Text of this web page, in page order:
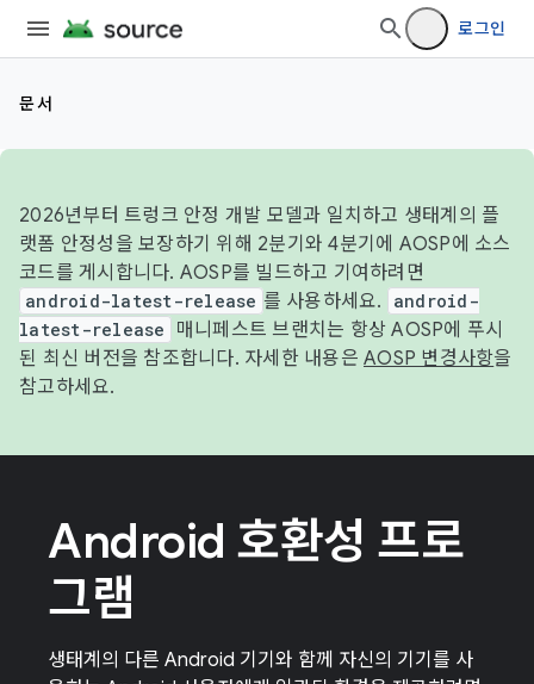
로그인
문서
2026년부터 트렁크 안정 개발 모델과 일치하고 생태계의 플
랫폼 안정성을 보장하기 위해 2분기와 4분기에 AOSP에 소스
코드를 게시합니다. AOSP를 빌드하고 기여하려면
android-latest-release 를 사용하세요.
android-
latest-release
매니페스트 브랜치는 항상 AOSP에 푸시
된 최신 버전을 참조합니다. 자세한 내용은 AOSP 변경사항을
참고하세요.
Android 호환성 프로
그램
생태계의 다른 Android 기기와 함께 자신의 기기를 사